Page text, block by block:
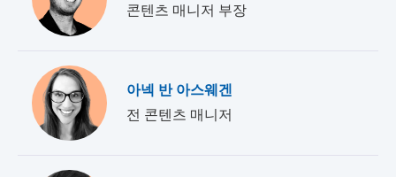
콘텐츠 매니저 부장
아넥 반 아스웨겐
전 콘텐츠 매니저